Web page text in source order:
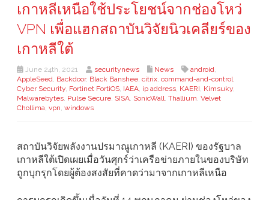
เกาหลีเหนือใช้ประโยชน์จากช่องโหว่
VPN เพื่อแฮกสถาบันวิจัยนิวเคลียร์ของ
เกาหลีใต้
June 24th, 2021 securitynews News android,
AppleSeed, Backdoor, Black Banshee, citrix, command-and-control,
Cyber ​​Security, Fortinet FortiOS, IAEA, ip address, KAERI, Kimsuky,
Malwarebytes, Pulse Secure, SISA, SonicWall, Thallium, Velvet
Chollima, vpn, windows
สถาบันวิจัยพลังงานปรมาณูเกาหลี (KAERI) ของรัฐบาล
เกาหลีใต้เปิดเผยเมื่อวันศุกร์ว่าเครือข่ายภายในของบริษัท
ถูกบุกรุกโดยผู้ต้องสงสัยที่คาดว่ามาจากเกาหลีเหนือ